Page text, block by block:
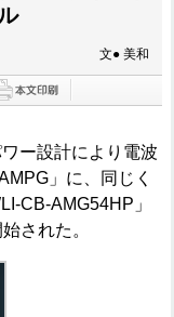
文● 美和
ー設計により電波
」に、同じく
CB-AMG54HP」
された。